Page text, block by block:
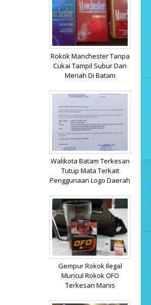
Rokok Manchester Tanpa
Cukai Tampil Subur Dan
Meriah Di Batam
Walikota Batam Terkesan
Tutup Mata Terkait
Penggunaan Logo Daerah
Gempur Rokok Ilegal
Muncul Rokok OFO
Terkesan Manis